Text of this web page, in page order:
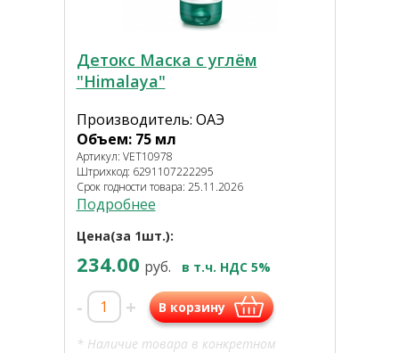
Детокс Маска с углём
"Himalaya"
Производитель: ОАЭ
Объем: 75 мл
Артикул: VET10978
Штрихкод: 6291107222295
Срок годности товара: 25.11.2026
Подробнее
Цена(за 1шт.):
234.00 руб. в т.ч. НДС 5%
- + В корзину
* Наличие товара в конкретном